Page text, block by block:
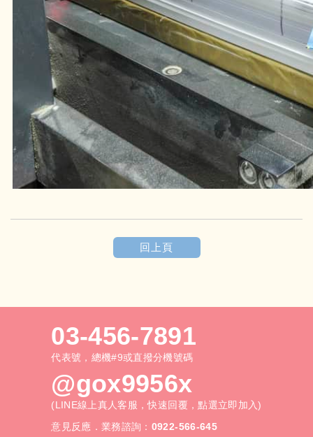
回上頁
03-456-7891
代表號，總機#9或直撥分機號碼
@gox9956x
(LINE線上真人客服，快速回覆，點選立即加入)
意見反應．業務諮詢： 0922-566-645